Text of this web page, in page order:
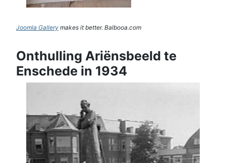
Joomla Gallery makes it better. Balbooa.com
Onthulling Ariënsbeeld te
Enschede in 1934